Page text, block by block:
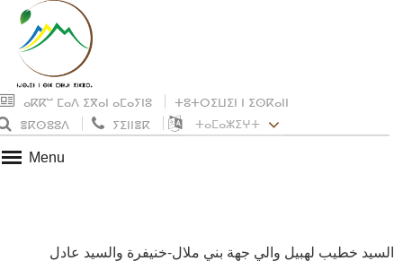
ⴰⴽⴽⵯ ⵎⴰⴷ ⵉⴳⴰⵏ ⴰⵎⴰⵢⵏⵓ
ⵜⵓⵜⵔⵉⵡⵉⵏ ⵏ ⵉⵙⴽⴰⵏⵏ
ⴻⴽⵙⵓⵓⴷ
ⵢⵉⵏⵏⴻⴽ ⵜⴰⵎⴰⵣⵉⵖⵜ
Menu
السيد خطيب لهبيل والي جهة بني ملال-خنيفرة والسيد عادل